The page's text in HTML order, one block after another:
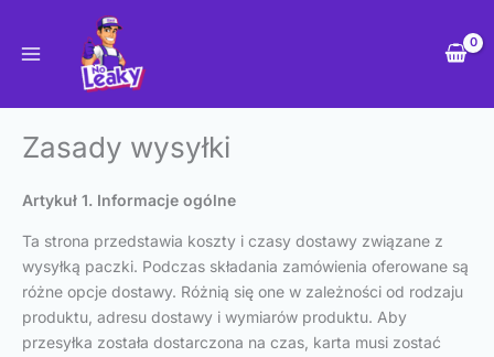
treści
Zasady wysyłki
Artykuł 1. Informacje ogólne
Ta strona przedstawia koszty i czasy dostawy związane z
wysyłką paczki. Podczas składania zamówienia oferowane są
różne opcje dostawy. Różnią się one w zależności od rodzaju
produktu, adresu dostawy i wymiarów produktu. Aby
przesyłka została dostarczona na czas, karta musi zostać